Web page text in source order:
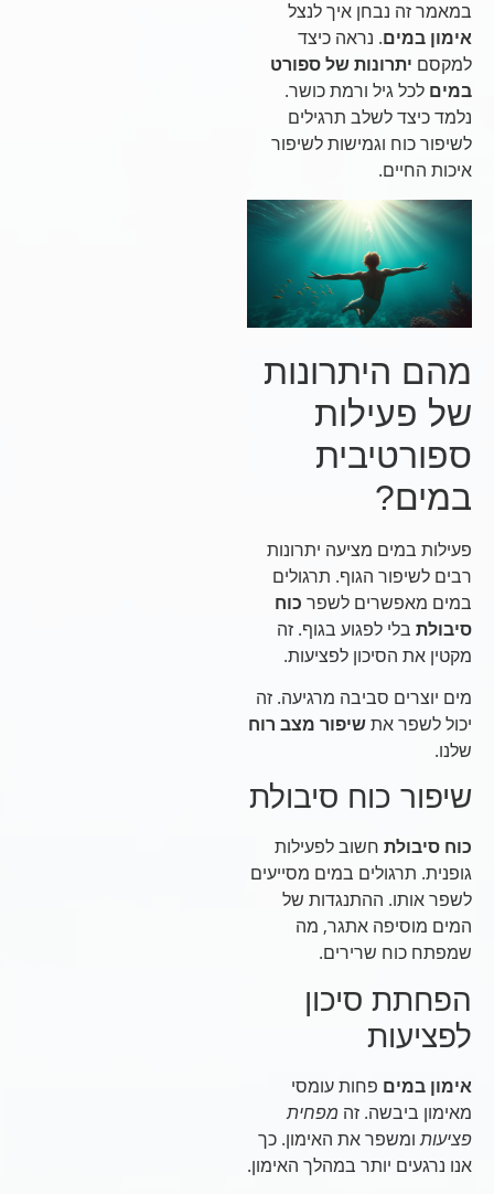
במאמר זה נבחן איך לנצל
אימון במים. נראה כיצד
למקסםיתרונות של ספורט
במיםלכל גיל ורמת כושר.
נלמד כיצד לשלב תרגילים
לשיפור כוח וגמישות לשיפור
איכות החיים.
מהם היתרונות
של פעילות
ספורטיבית
במים?
פעילות במים מציעה יתרונות
רבים לשיפור הגוף. תרגולים
במים מאפשרים לשפרכוח
סיבולתבלי לפגוע בגוף. זה
מקטין את הסיכון לפציעות.
מים יוצרים סביבה מרגיעה. זה
יכול לשפר אתשיפור מצב רוח
שלנו.
שיפור כוח סיבולת
כוח סיבולתחשוב לפעילות
גופנית. תרגולים במים מסייעים
לשפר אותו. ההתנגדות של
המים מוסיפה אתגר, מה
שמפתח כוח שרירים.
הפחתת סיכון
לפציעות
אימון במיםפחות עומסי
מאימון ביבשה. זהמפחית
פציעותומשפר את האימון. כך
אנו נרגעים יותר במהלך האימון.